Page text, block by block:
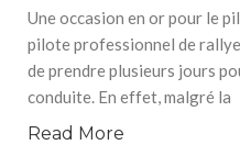
Une occasion en or pour le
pilote professionnel de
de prendre plusieurs jours
conduite. En effet, malgré la
Read More